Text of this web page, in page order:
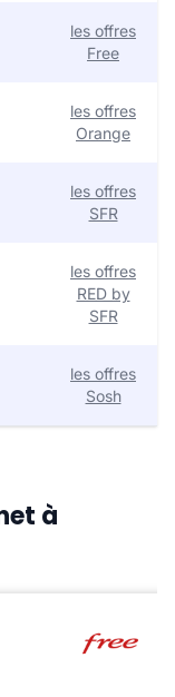
les offres
Free
les offres
Orange
les offres
SFR
les offres
RED by
SFR
les offres
Sosh
à